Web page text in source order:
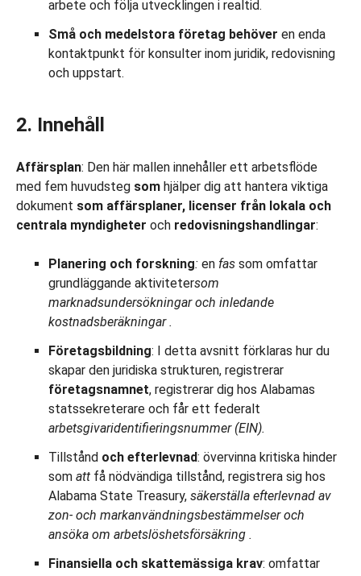
arbete och följa utvecklingen i realtid.
Små och medelstora företag behöver en enda
kontaktpunkt för konsulter inom juridik, redovisning
och uppstart.
2. Innehåll
Affärsplan: Den här mallen innehåller ett arbetsflöde
med fem huvudsteg som hjälper dig att hantera viktiga
dokument som affärsplaner, licenser från lokala och
centrala myndigheter och redovisningshandlingar:
Planering och forskning: en fas som omfattar
grundläggande aktivitetersom
marknadsundersökningar och inledande
kostnadsberäkningar .
Företagsbildning: I detta avsnitt förklaras hur du
skapar den juridiska strukturen, registrerar
företagsnamnet, registrerar dig hos Alabamas
statssekreterare och får ett federalt
arbetsgivaridentifieringsnummer (EIN).
Tillstånd och efterlevnad: övervinna kritiska hinder
som att få nödvändiga tillstånd, registrera sig hos
Alabama State Treasury, säkerställa efterlevnad av
zon- och markanvändningsbestämmelser och
ansöka om arbetslöshetsförsäkring .
Finansiella och skattemässiga krav: omfattar